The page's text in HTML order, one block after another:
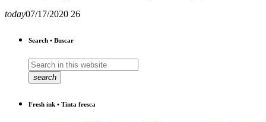
today07/17/2020 26
Search • Buscar
search
Fresh ink • Tinta fresca